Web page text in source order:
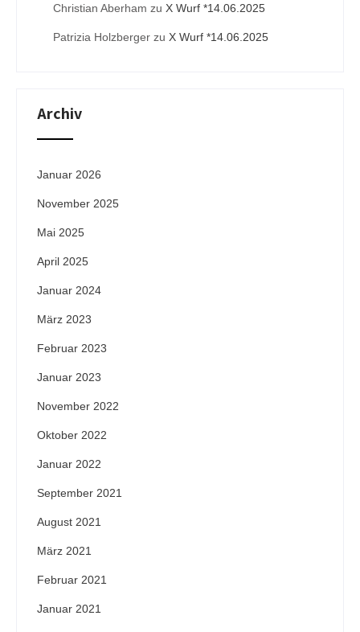
Christian Aberham zu X Wurf *14.06.2025
Patrizia Holzberger zu X Wurf *14.06.2025
Archiv
Januar 2026
November 2025
Mai 2025
April 2025
Januar 2024
März 2023
Februar 2023
Januar 2023
November 2022
Oktober 2022
Januar 2022
September 2021
August 2021
März 2021
Februar 2021
Januar 2021